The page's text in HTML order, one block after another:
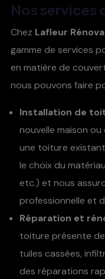
Nos services
Chez Lafleur
gamme de services
en matière de
nous pouvons faire
Installation de
nouvelle maison
une toiture
le choix du
etc.) et nous
professionnelle et
Réparation et
toiture présente
tuiles cassées,
des réparations